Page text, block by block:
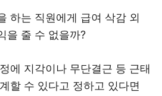
하는 직원에게 급여 삭감 외
을 줄 수 없을까?
에 지각이나 무단결근 등 근태
할 수 있다고 정하고 있다면